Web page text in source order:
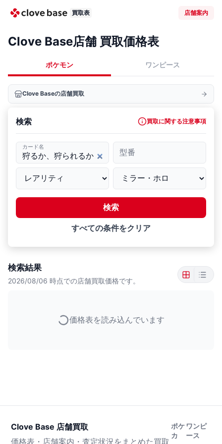
買取表 店舗案内
Clove Base店舗 買取価格表
ポケモン ワンピース
Clove Baseの店舗買取
検索 買取に関する注意事項
カード名
型番
検索
すべての条件をクリア
検索結果
2026/08/06 時点での店舗買取価格です。
価格表を読み込んでいます
Clove Base 店舗買取
価格表・店舗案内・査定状況をまとめた買取
ポケ
カ
ワンピ
ース